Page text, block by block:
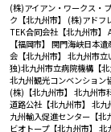
(株)アイアン・ワークス・
ク【北九州市】 (株)アドフ
TEK合同会社【北九州市】
【福岡市】 関門海峡日本遺
会【北九州市】 北九州市立
独)北九州市立病院機構【北
北九州観光コンベンション
(株)【北九州市】 北九州市
道路公社【北九州市】 北九
九州輸入促進センター【北
ビオトープ【北九州市】 北